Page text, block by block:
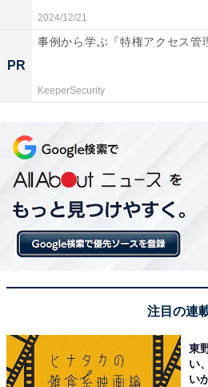
【脳トレ】この漢字はなんて読
2024/12/21
PR
事例から学ぶ『特権アクセス管
KeeperSecurity
注目の連
東
い
い